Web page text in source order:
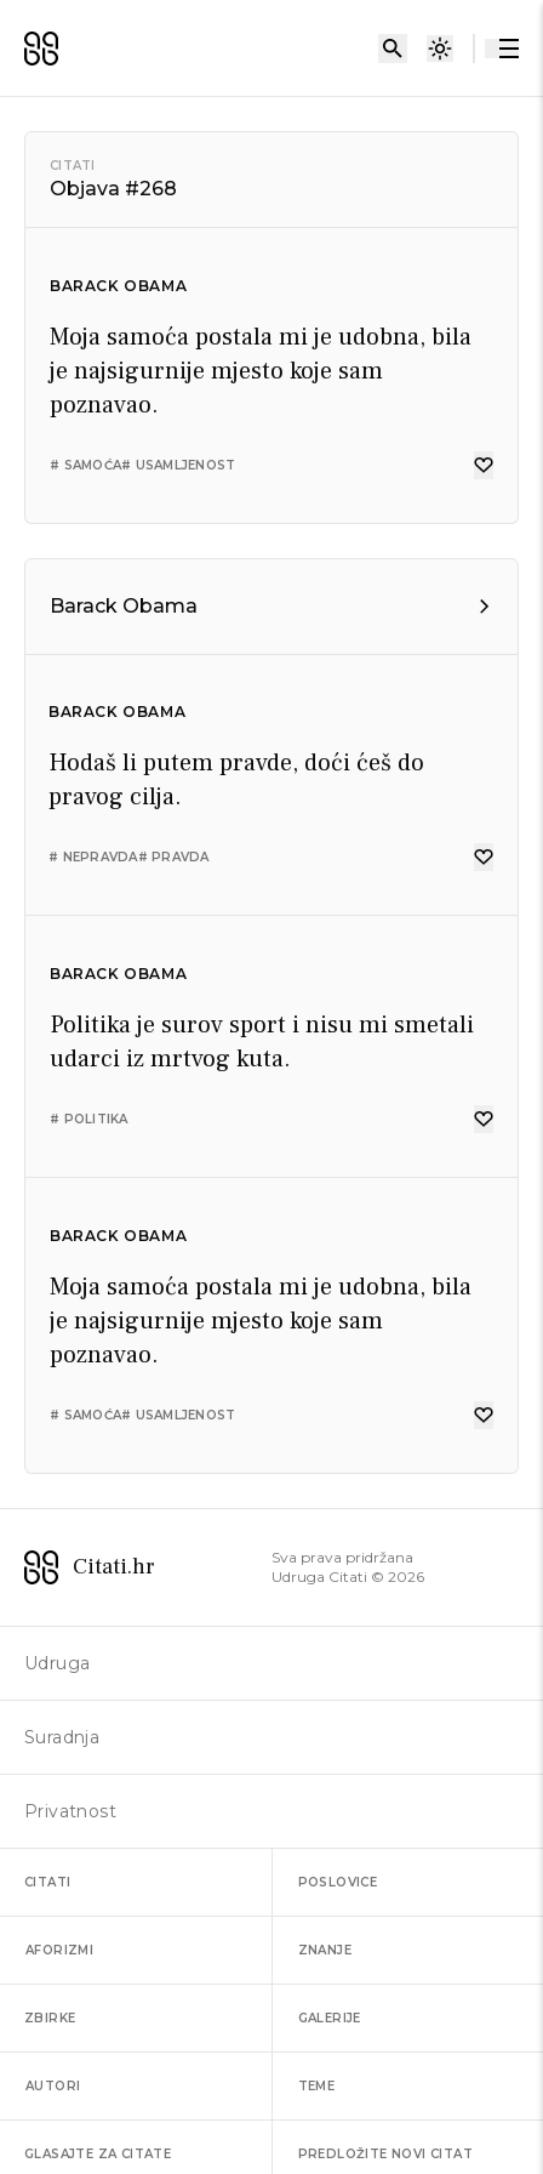
CITATI
Objava #268
BARACK OBAMA
Moja samoća postala mi je udobna, bila
je najsigurnije mjesto koje sam
poznavao.
# SAMOĆA# USAMLJENOST
Barack Obama
BARACK OBAMA
Hodaš li putem pravde, doći ćeš do
pravog cilja.
# NEPRAVDA# PRAVDA
BARACK OBAMA
Politika je surov sport i nisu mi smetali
udarci iz mrtvog kuta.
# POLITIKA
BARACK OBAMA
Moja samoća postala mi je udobna, bila
je najsigurnije mjesto koje sam
poznavao.
# SAMOĆA# USAMLJENOST
Citati.hr
Sva prava pridržana
Udruga Citati © 2026
Udruga
Suradnja
Privatnost
CITATI POSLOVICE
AFORIZMI ZNANJE
ZBIRKE GALERIJE
AUTORI TEME
GLASAJTE ZA CITATE PREDLOŽITE NOVI CITAT